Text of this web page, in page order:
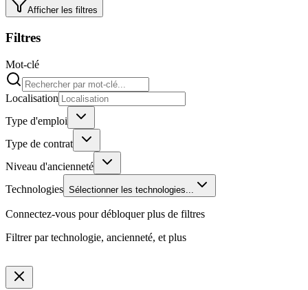
Afficher les filtres
Filtres
Mot-clé
Localisation
Type d'emploi
Type de contrat
Niveau d'ancienneté
Technologies Sélectionner les technologies...
Connectez-vous pour débloquer plus de filtres
Filtrer par technologie, ancienneté, et plus